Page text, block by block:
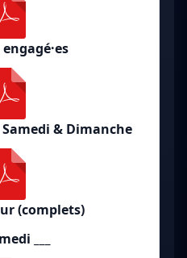
& Dimanche
(complets)
___